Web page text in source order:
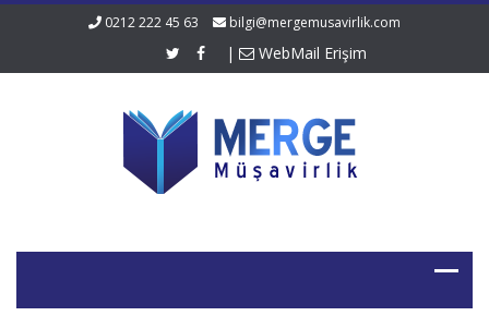
0212 222 45 63 bilgi@mergemusavirlik.com
| WebMail Erişim